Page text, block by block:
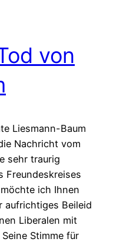
von
Liesmann-Baum
Nachricht vom
sehr traurig
Freundeskreises
ich Ihnen
aufrichtiges Beileid
Liberalen mit
Stimme für